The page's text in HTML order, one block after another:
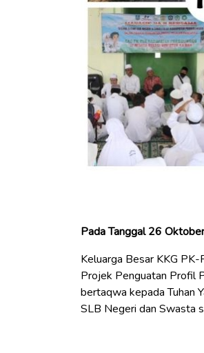
Pada Tanggal 26
Keluarga Besar KKG
Projek Penguatan Profil
bertaqwa kepada Tuhan
SLB Negeri dan Swasta